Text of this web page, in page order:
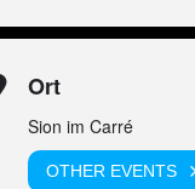
Ort
Sion im Carré
OTHER EVENTS